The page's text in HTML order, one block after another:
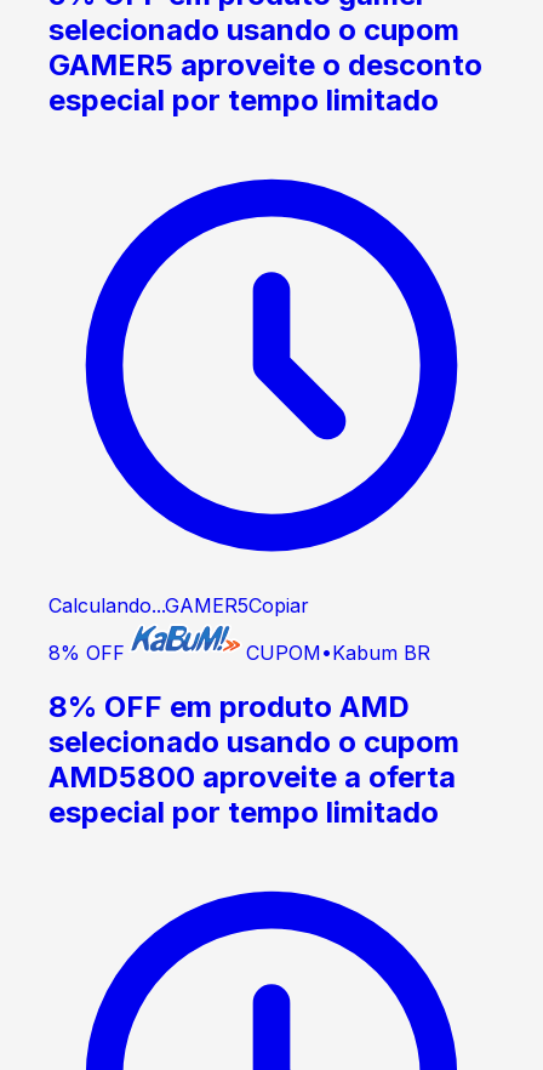
selecionado usando o cupom
GAMER5 aproveite o desconto
especial por tempo limitado
Calculando...GAMER5Copiar
8% OFF
CUPOM•Kabum BR
8% OFF em produto AMD
selecionado usando o cupom
AMD5800 aproveite a oferta
especial por tempo limitado